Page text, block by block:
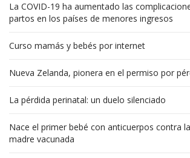
La COVID-19 ha aumentado las
partos en los países de menores ingresos
Curso mamás y bebés por internet
Nueva Zelanda, pionera en el permiso por
La pérdida perinatal: un duelo silenciado
Nace el primer bebé con anticuerpos contra
madre vacunada